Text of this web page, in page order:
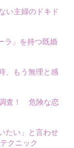
い主婦のドキド
ラ」を持つ既婚
、もう無理と感
査！ 危険な恋
たい」と言わせ
クニック